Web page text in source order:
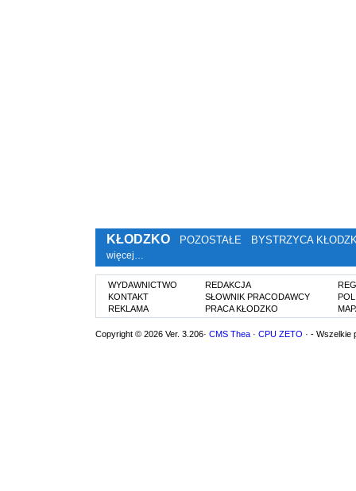
KŁODZKO POZOSTAŁE BYSTRZYCA
więcej…
WYDAWNICTWO
KONTAKT
REKLAMA
REDAKCJA
SŁOWNIK PRACODAWCY
PRACA KŁODZKO
Copyright © 2026 Ver. 3.206· CMS Thea · CPU ZETO · - Wszelkie